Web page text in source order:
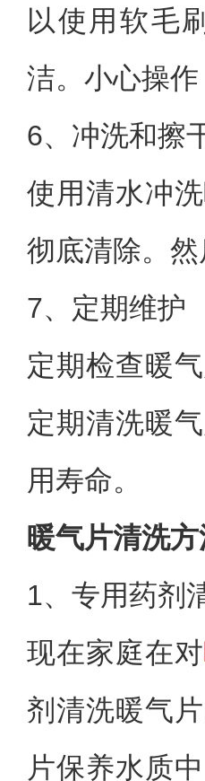
以使用软毛
洁。小心操
6、冲洗和擦
使用清水冲
彻底清除。
7、定期维护
定期检查暖
定期清洗暖
用寿命。
暖气片清洗
1、专用药剂
现在家庭在对
剂清洗暖气
片保养水质